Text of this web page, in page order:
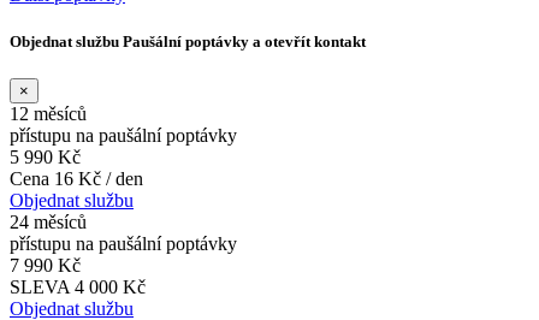
Objednat službu Paušální poptávky a otevřít kontakt
×
12 měsíců
přístupu na paušální poptávky
5 990 Kč
Cena 16 Kč / den
Objednat službu
24 měsíců
přístupu na paušální poptávky
7 990 Kč
SLEVA 4 000 Kč
Objednat službu